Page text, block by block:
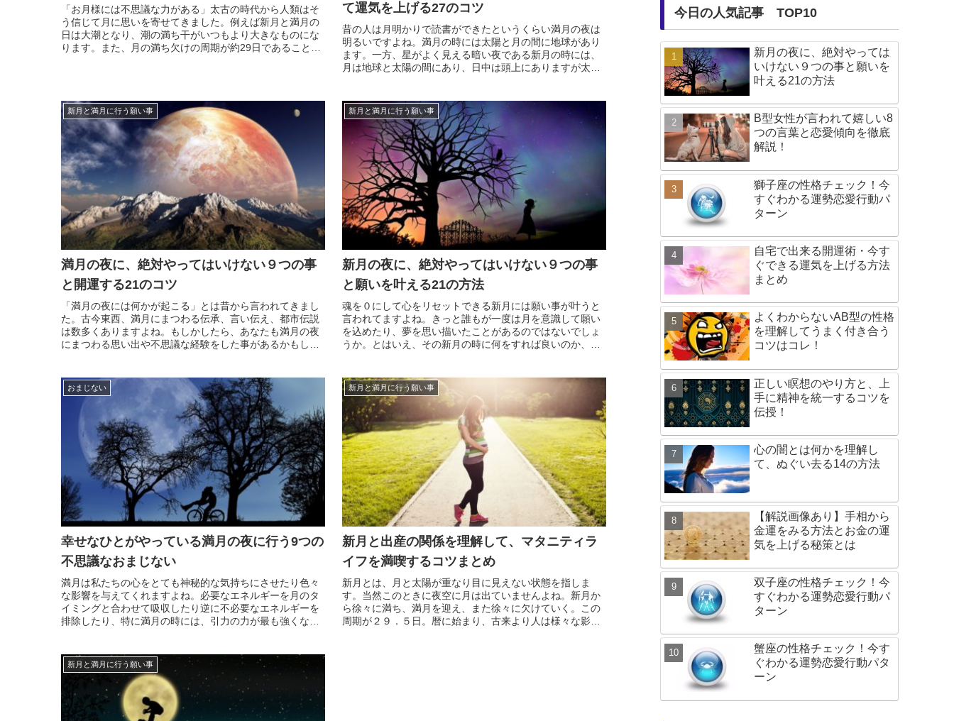
「お月様には不思議な力がある」太古の時代から人類はそ
う信じて月に思いを寄せてきました。例えば新月と満月の
日は大潮となり、潮の満ち干がいつもより大きなものにな
ります。また、月の満ち欠けの周期が約29日であることか
て運気を上げる27のコツ
昔の人は月明かりで読書ができたというくらい満月の夜は
明るいですよね。満月の時には太陽と月の間に地球があり
ます。一方、星がよく見える暗い夜である新月の時には、
月は地球と太陽の間にあり、日中は頭上にありますが太陽
よね。よく...
新月と満月に行う願い事
満月の夜に、絶対やってはいけない９つの事
と開運する21のコツ
「満月の夜には何かが起こる」とは昔から言われてきまし
た。古今東西、満月にまつわる伝承、言い伝え、都市伝説
は数多くありますよね。もしかしたら、あなたも満月の夜
にまつわる思い出や不思議な経験をした事があるかもしれ
びによ...
新月と満月に行う願い事
新月の夜に、絶対やってはいけない９つの事
と願いを叶える21の方法
魂を０にして心をリセットできる新月には願い事が叶うと
言われてますよね。きっと誰もが一度は月を意識して願い
を込めたり、夢を思い描いたことがあるのではないでしょ
うか。とはいえ、その新月の時に何をすれば良いのか、そ
願い事を...
おまじない
幸せなひとがやっている満月の夜に行う9つの
不思議なおまじない
満月は私たちの心をとても神秘的な気持ちにさせたり色々
な影響を与えてくれますよね。必要なエネルギーを月のタ
イミングと合わせて吸収したり逆に不必要なエネルギーを
排除したり、特に満月の時には、引力の力が最も強くなり
いのです...
新月と満月に行う願い事
新月と出産の関係を理解して、マタニティラ
イフを満喫するコツまとめ
新月とは、月と太陽が重なり目に見えない状態を指しま
す。当然このときに夜空に月は出ていませんよね。新月か
ら徐々に満ち、満月を迎え、また徐々に欠けていく。この
周期が２９．５日。暦に始まり、古来より人は様々な影響
新月と満月に行う願い事
今日の人気記事 TOP10
新月の夜に、絶対やっては
いけない９つの事と願いを
叶える21の方法
B型女性が言われて嬉しい8
つの言葉と恋愛傾向を徹底
解説！
獅子座の性格チェック！今
すぐわかる運勢恋愛行動パ
ターン
自宅で出来る開運術・今す
ぐできる運気を上げる方法
まとめ
よくわからないAB型の性格
を理解してうまく付き合う
コツはコレ！
正しい瞑想のやり方と、上
手に精神を統一するコツを
伝授！
心の闇とは何かを理解し
て、ぬぐい去る14の方法
【解説画像あり】手相から
金運をみる方法とお金の運
気を上げる秘策とは
双子座の性格チェック！今
すぐわかる運勢恋愛行動パ
ターン
蟹座の性格チェック！今す
ぐわかる運勢恋愛行動パタ
ーン